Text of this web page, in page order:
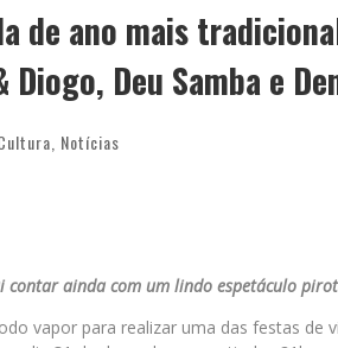
de ano mais
Deu Samba e
Notícias
contar ainda com um lindo espetáculo
vapor para realizar uma das festas de